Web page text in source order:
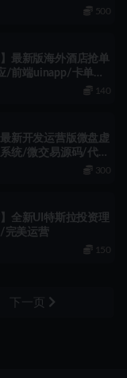
500
最新版海外酒店抢单
/前端uinapp/卡单连
140
新开发运营版微盘虚
统/微交易源码/代理
300
全新UI特斯拉投资理
完美运营
150
下一页